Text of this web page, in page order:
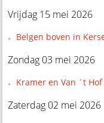
Vrijdag 15 mei 2026
Belgen boven in
Zondag 03 mei 2026
Kramer en Van ´t
Zaterdag 02 mei 2026